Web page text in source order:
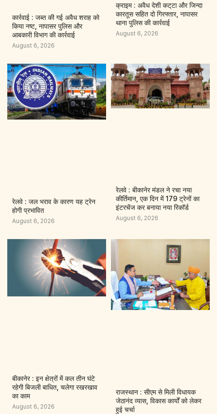
कार्रवाई : जब्त की गई अवैध शराह को
किया नष्ट, नापासर पुलिस और
आबकारी विभाग की कार्रवाई
August 6, 2026
क्राइम : अवैध देशी कट्‌टा और जिन्दा
कारतूस सहित दो गिरफ्तार, नापासर
थाना पुलिस की कार्रवाई
August 6, 2026
रेलवे : जल भराव के कारण यह ट्रेन
होगी प्रभावित
August 6, 2026
रेलवे : बीकानेर मंडल ने रचा नया
कीर्तिमान, एक दिन में 179 ट्रेनों का
इंटरचेंज कर बनाया नया रिकॉर्ड
August 6, 2026
बीकानेर : इन क्षेत्रों में कल तीन घंटे
रहेगी बिजली बाधित, चलेगा रखरखाव
का काम
August 6, 2026
राजस्थान : सीएम से मिली विधायक
जेठानंद व्यास, विकास कार्यों को लेकर
हुई चर्चा